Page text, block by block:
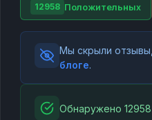
12958 Положительных
Мы скрыли
блоге.
Обнаружено